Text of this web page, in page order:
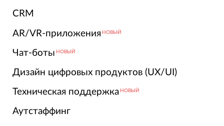
CRM
AR/VR-приложения НОВЫЙ
Чат-боты НОВЫЙ
Дизайн цифровых продуктов (UX/UI)
Техническая поддержка НОВЫЙ
Аутстаффинг